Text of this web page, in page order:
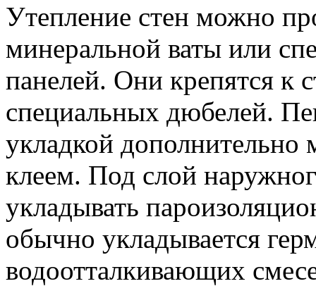
Утепление стен можно
минеральной ваты или
панелей. Они крепятся к
специальных дюбелей.
укладкой
клеем. Под слой
укладывать
обычно укладывается
водоотталкивающих